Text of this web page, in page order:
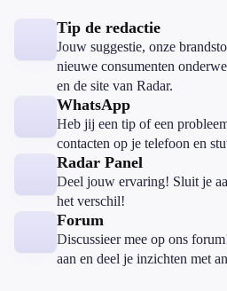
Tip de redactie
Jouw suggestie, onze
nieuwe consumenten
en de site van Radar.
WhatsApp
Heb jij een tip of een
contacten op je telefoon en
Radar Panel
Deel jouw ervaring! Sluit je
het verschil!
Forum
Discussieer mee op ons
aan en deel je inzichten met